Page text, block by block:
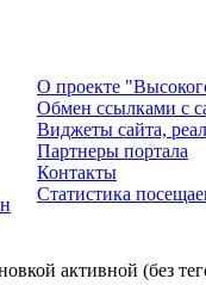
О проекте
Обмен ссылками c
Виджеты сайта,
Партнеры портала
Контакты
Статистика
активной (без